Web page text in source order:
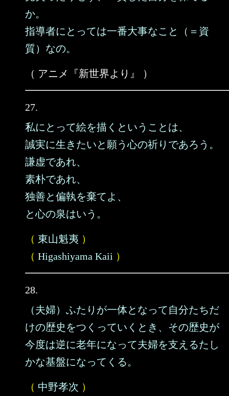
か。
指導者にとっては一番大事なこと（＝資
質）なの。
（ アニメ『新世界より』 ）
27.
私にとって絵を描くということは、
誠実に生きたいと願う心の祈りであろう。
謙虚であれ、
素朴であれ、
独善と偏執を棄てよ、
と心の泉はいう。
（ 東山魁夷 ）
（ Higashiyama Kaii ）
28.
（夫婦）ふたりが一体となって自分たちだ
けの歴史をつくっていくとき、その歴史が
今度は逆に老年になって夫婦を支えるたし
かな基盤になってくる。
（ 中野孝次 ）